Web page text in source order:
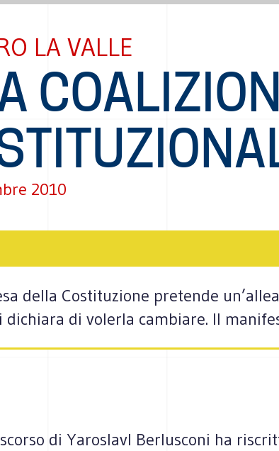
LA VALLE
2010
della Costituzione pretende
dichiara di volerla cambiare. Il
di Yaroslavl Berlusconi ha